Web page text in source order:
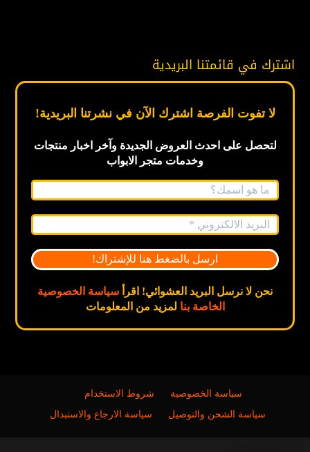
اشترك في قائمتنا البريدية
لا تفوت الفرصة اشترك الآن في نشرتنا البريدية!
لتحصل على احدث العروض الجديدةوآخر اخبار منتجات
وخدمات متجر الابواب
نحن لا نرسل البريد العشوائي! اقرأ سياسة الخصوصية
الخاصة بنا لمزيد من المعلومات
سياسة الخصوصية
شروط الاستخدام
سياسة الشحن والتوصيل
سياسة الارجاع والاستبدال